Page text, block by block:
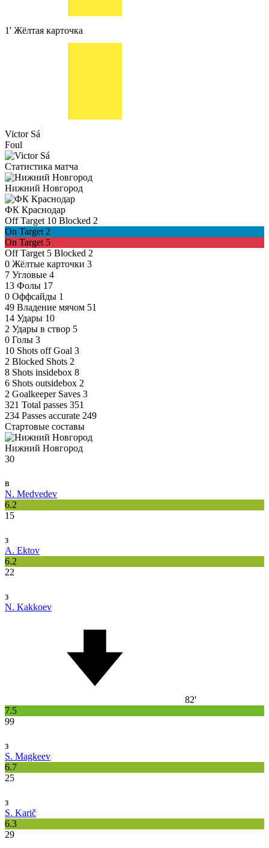
1' Жёлтая карточка
Victor Sá
Foul
Статистика матча
Нижний Новгород
ФК Краснодар
Off Target 10 Blocked 2
On Target 2
On Target 5
Off Target 5 Blocked 2
0 Жёлтые карточки 3
7 Угловые 4
13 Фолы 17
0 Оффсайды 1
49 Владение мячом 51
14 Удары 10
2 Удары в створ 5
0 Голы 3
10 Shots off Goal 3
2 Blocked Shots 2
8 Shots insidebox 8
6 Shots outsidebox 2
2 Goalkeeper Saves 3
321 Total passes 351
234 Passes accurate 249
Стартовые составы
Нижний Новгород
30
в
N. Medvedev
6.2
15
з
A. Ektov
6.2
22
з
N. Kakkoev
82'
7.5
99
з
S. Magkeev
6.7
25
з
S. Karič
6.3
29